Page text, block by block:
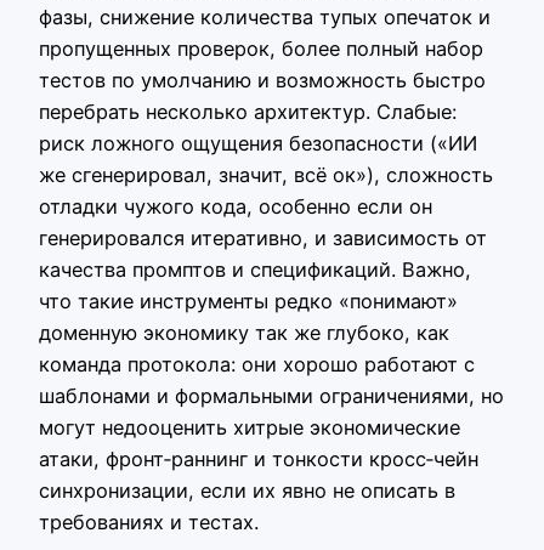
фазы, снижение количества тупых опечаток и
пропущенных проверок, более полный набор
тестов по умолчанию и возможность быстро
перебрать несколько архитектур. Слабые:
риск ложного ощущения безопасности («ИИ
же сгенерировал, значит, всё ок»), сложность
отладки чужого кода, особенно если он
генерировался итеративно, и зависимость от
качества промптов и спецификаций. Важно,
что такие инструменты редко «понимают»
доменную экономику так же глубоко, как
команда протокола: они хорошо работают с
шаблонами и формальными ограничениями, но
могут недооценить хитрые экономические
атаки, фронт‑раннинг и тонкости кросс‑чейн
синхронизации, если их явно не описать в
требованиях и тестах.